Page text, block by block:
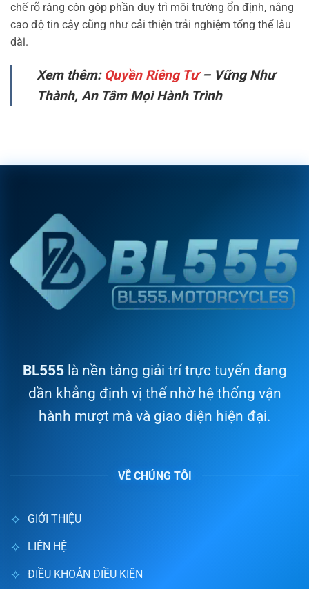
chế rõ ràng còn góp phần duy trì môi trường ổn định, nâng
cao độ tin cậy cũng như cải thiện trải nghiệm tổng thể lâu
dài.
Xem thêm: Quyền Riêng Tư– Vững Như
Thành, An Tâm Mọi Hành Trình
BL555là nền tảng giải trí trực tuyến đang
dần khẳng định vị thế nhờ hệ thống vận
hành mượt mà và giao diện hiện đại.
VỀ CHÚNG TÔI
GIỚI THIỆU
LIÊN HỆ
ĐIỀU KHOẢN ĐIỀU KIỆN